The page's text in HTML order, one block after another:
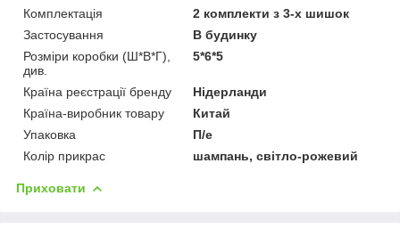
Комплектація
2 комплекти з 3-х шишок
Застосування
В будинку
Розміри коробки (Ш*В*Г),
див.
5*6*5
Країна реєстрації бренду
Нідерланди
Країна-виробник товару
Китай
Упаковка
П/е
Колір прикрас
шампань, світло-рожевий
Приховати